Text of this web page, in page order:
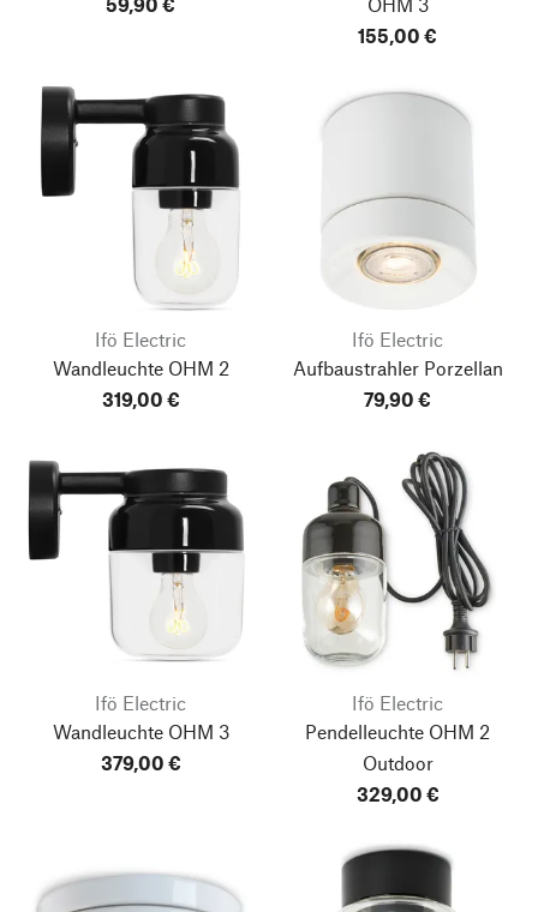
155,00 €
Ifö Electric
Wandleuchte OHM 2
319,00 €
Ifö Electric
Aufbaustrahler Porzellan
79,90 €
Ifö Electric
Wandleuchte OHM 3
379,00 €
Ifö Electric
Pendelleuchte OHM 2
Outdoor
329,00 €